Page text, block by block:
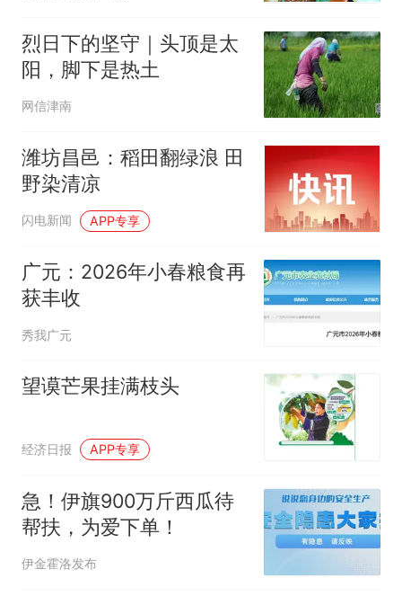
烈日下的坚守｜头顶是太
阳，脚下是热土
网信津南
潍坊昌邑：稻田翻绿浪 田
野染清凉
闪电新闻 APP专享
广元：2026年小春粮食再
获丰收
秀我广元
望谟芒果挂满枝头
经济日报 APP专享
急！伊旗900万斤西瓜待
帮扶，为爱下单！
伊金霍洛发布